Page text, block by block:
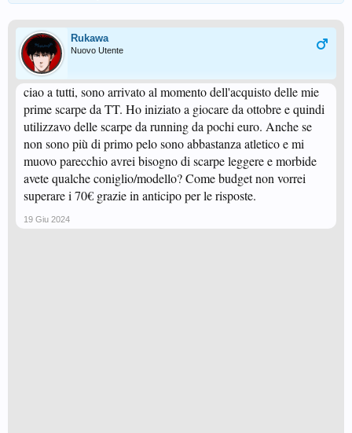
Rukawa
Nuovo Utente
ciao a tutti, sono arrivato al momento dell'acquisto delle mie
prime scarpe da TT. Ho iniziato a giocare da ottobre e quindi
utilizzavo delle scarpe da running da pochi euro. Anche se
non sono più di primo pelo sono abbastanza atletico e mi
muovo parecchio avrei bisogno di scarpe leggere e morbide
avete qualche coniglio/modello? Come budget non vorrei
superare i 70€ grazie in anticipo per le risposte.
19 Giu 2024